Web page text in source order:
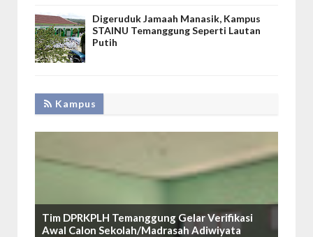
Digeruduk Jamaah Manasik, Kampus
STAINU Temanggung Seperti Lautan
Putih
Kampus
Tim DPRKPLH Temanggung Gelar Verifikasi
Awal Calon Sekolah/Madrasah Adiwiyata